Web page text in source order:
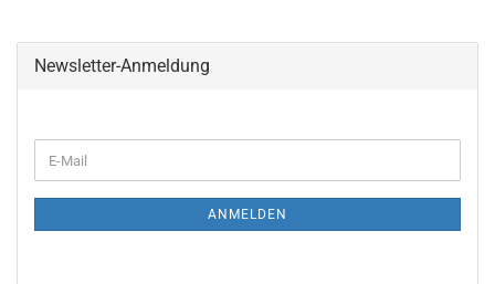
Newsletter-Anmeldung
ZUR
E-
Mail
ANMELDEN